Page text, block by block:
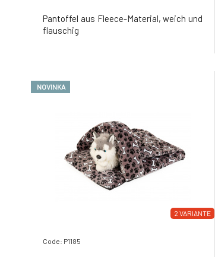
Pantoffel aus Fleece-Material, weich und
flauschig
2 VARIANTE
NOVINKA
Code: P1185